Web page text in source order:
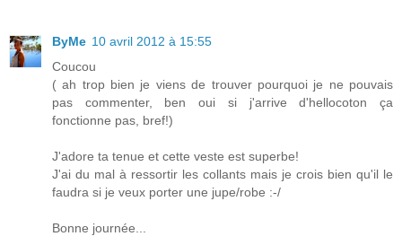
ByMe 10 avril 2012 à 15:55
Coucou
( ah trop bien je viens de trouver pourquoi je ne pouvais
pas commenter, ben oui si j'arrive d'hellocoton ça
fonctionne pas, bref!)
J'adore ta tenue et cette veste est superbe!
J'ai du mal à ressortir les collants mais je crois bien qu'il le
faudra si je veux porter une jupe/robe :-/
Bonne journée...